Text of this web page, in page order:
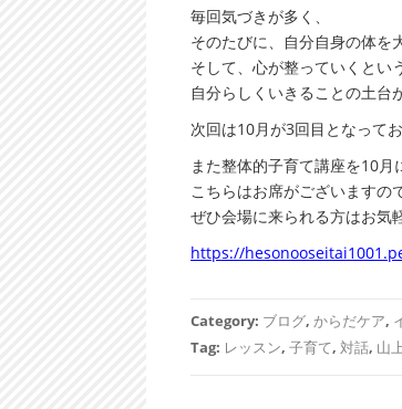
毎回気づきが多く、
そのたびに、自分自身の体を
そして、心が整っていくとい
自分らしくいきることの土台
次回は10月が3回目となって
また整体的子育て講座を10月
こちらはお席がございますので
ぜひ会場に来られる方はお気
https://
Category: ブログ, からだケア,
Tag: レッスン, 子育て, 対話, 山